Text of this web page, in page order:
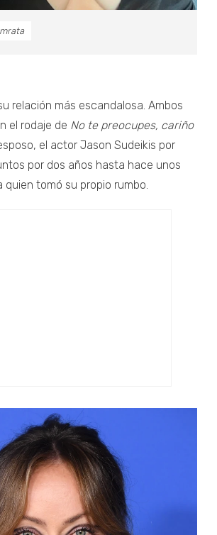
relación más escandalosa. Ambos
el rodaje de No te preocupes, cariño
el actor Jason Sudeikis por
por dos años hasta hace unos
quien tomó su propio rumbo.